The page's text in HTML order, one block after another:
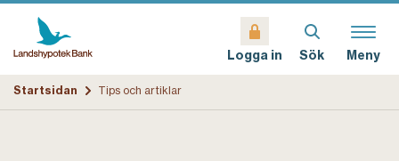
Logga in Sök Meny
Startsidan Tips och artiklar